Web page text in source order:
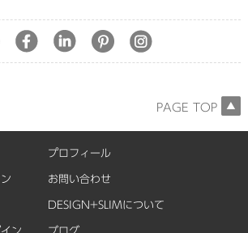
PAGE TOP
プロフィール
お問い合わせ
DESIGN+SLIMについて